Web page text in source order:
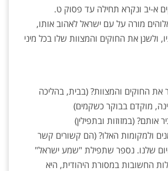
א-יב ונקרא תחילה עד פסוק ט.
מורה על עם ישראל לאהוב אותו,
ולשנן את החוקים והמצוות שלו בכל מיני
את החוקים והמצוות? (בבית, בהליכה
מוקדם בבוקר כשקמים)
אותם? (במזוזות ובתפילין)
ולמקומות האלו? (הם קשורים קשר
שלנו. נספר שתפילת "שמע ישראל"
החשובות במסורת היהודית, היא